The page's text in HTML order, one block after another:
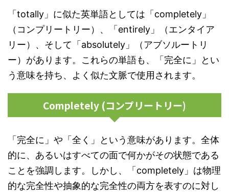
「totally」に似た英単語としては「completely」
（コンプリートリー）、「entirely」（エンタイア
リー）、そして「absolutely」（アブソルートリ
ー）があります。これらの単語も、「完全に」とい
う意味を持ち、よく似た文脈で使用されます。
Completely (コンプリートリー)
「完全に」や「全く」という意味があります。全体
的に、あるいはすべての面で何かがその状態である
ことを強調します。しかし、「completely」は物理
的な完全性や抽象的な完全性の両方を表すのに対し